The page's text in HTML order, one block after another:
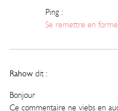
Ping :
Se remettre en
Rahow dit :
Bonjour
Ce commentaire ne viebs en